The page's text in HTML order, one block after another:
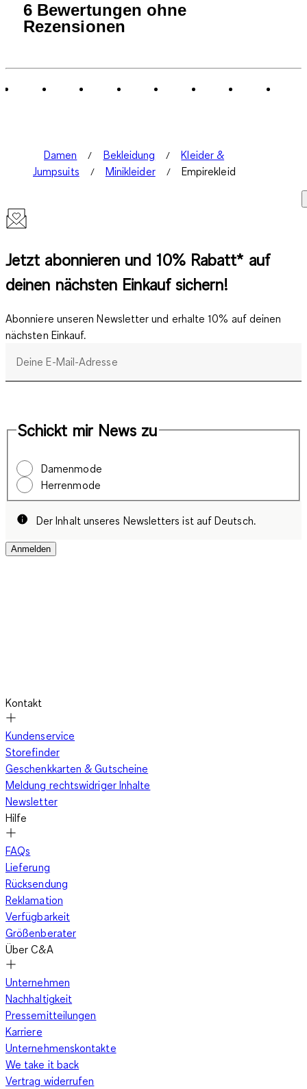
6 Bewertungen ohne
Rezensionen
Damen Bekleidung
Kleider &
Jumpsuits
Minikleider Empirekleid
Jetzt abonnieren und 10% Rabatt* auf
deinen nächsten Einkauf sichern!
Abonniere unseren Newsletter und erhalte 10% auf deinen
nächsten Einkauf.
Deine E-Mail-Adresse
Schickt mir News zu
Damenmode
Herrenmode
Der Inhalt unseres Newsletters ist auf Deutsch.
Anmelden
Kontakt
Kundenservice
Storefinder
Geschenkkarten & Gutscheine
Meldung rechtswidriger Inhalte
Newsletter
Hilfe
FAQs
Lieferung
Rücksendung
Reklamation
Verfügbarkeit
Größenberater
Über C&A
Unternehmen
Nachhaltigkeit
Pressemitteilungen
Karriere
Unternehmenskontakte
We take it back
Vertrag widerrufen